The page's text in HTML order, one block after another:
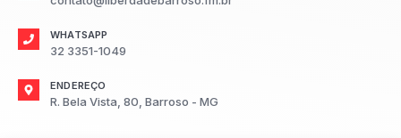
WHATSAPP
32 3351-1049
ENDEREÇO
R. Bela Vista, 80, Barroso - MG